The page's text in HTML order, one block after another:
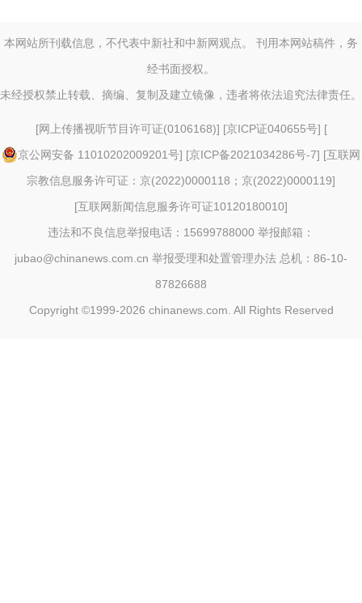
本网站所刊载信息，不代表中新社和中新网观点。 刊用本网站稿件，务
经书面授权。
未经授权禁止转载、摘编、复制及建立镜像，违者将依法追究法律责任。
[网上传播视听节目许可证(0106168)] [京ICP证040655号] [
京公网安备 11010202009201号] [京ICP备2021034286号-7] [互联网
宗教信息服务许可证：京(2022)0000118；京(2022)0000119]
[互联网新闻信息服务许可证10120180010]
违法和不良信息举报电话：15699788000 举报邮箱：
jubao@chinanews.com.cn 举报受理和处置管理办法 总机：86-10-
87826688
Copyright ©1999-2026 chinanews.com. All Rights Reserved